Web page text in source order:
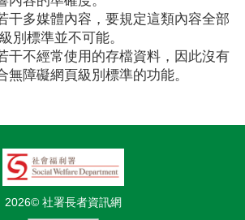
干多媒體內容，要規定這類內容全部
別標準並不可能。
干不經常使用的存檔資料，因此沒有
無障礙網頁級別標準的功能。
2026© 社署長者資訊網